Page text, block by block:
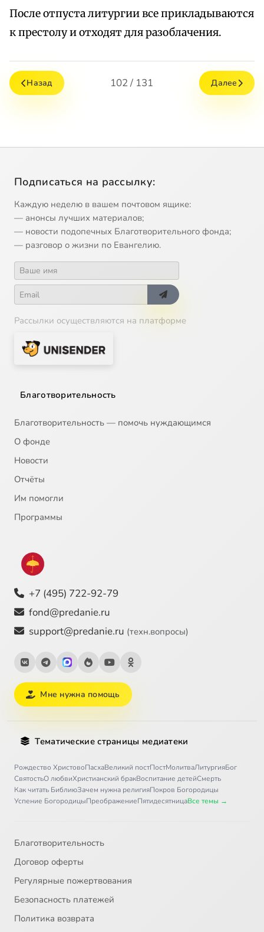
После отпуста литургии все прикладываются
к престолу и отходят для разоблачения.
Назад 102 / 131 Далее
Подписаться на рассылку:
Каждую неделю в вашем почтовом ящике:
— анонсы лучших материалов;
— новости подопечных Благотворительного фонда;
— разговор о жизни по Евангелию.
Рассылки осуществляются на платформе
Благотворительность
Благотворительность — помочь нуждающимся
О фонде
Новости
Отчёты
Им помогли
Программы
+7 (495) 722-92-79
fond@predanie.ru
support@predanie.ru (техн.вопросы)
Мне нужна помощь
Тематические страницы медиатеки
Рождество ХристовоПасхаВеликий постПостМолитваЛитургияБог
СвятостьО любвиХристианский бракВоспитание детейСмерть
Как читать БиблиюЗачем нужна религияПокров Богородицы
Успение БогородицыПреображениеПятидесятницаВсе темы →
Благотворительность
Договор оферты
Регулярные пожертвования
Безопасность платежей
Политика возврата